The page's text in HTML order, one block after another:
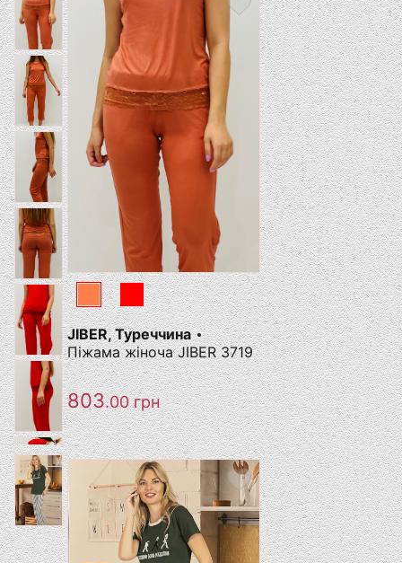
JIBER, Туреччина
Піжама жіноча JIBER 3719
803.00грн